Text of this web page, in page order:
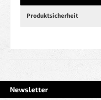
Produktsicherheit
Newsletter